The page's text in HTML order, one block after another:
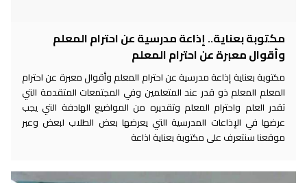
مكتوبة بعناية.. إذاعة مدرسية عن احترام المعلم
وأقوال معبرة عن احترام المعلم
مكتوبة بعناية إذاعة مدرسية عن احترام المعلم وأقوال معبرة عن احترام
المعلم المعلم ذو قدر عند المتعلمين وفي المجتمعات المتقدمة التي
تقدر العلم واحترام المعلم وتقديره من المواضيع الهادفة التي يجب
عرضها في الإذاعات المدرسية التي يعرضها بعض الطلاب لبعض وعبر
موقعنا سنتعرف على مكتوبة بعناية اذاعة